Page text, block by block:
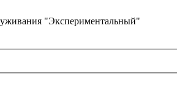
"Экспериментальный"